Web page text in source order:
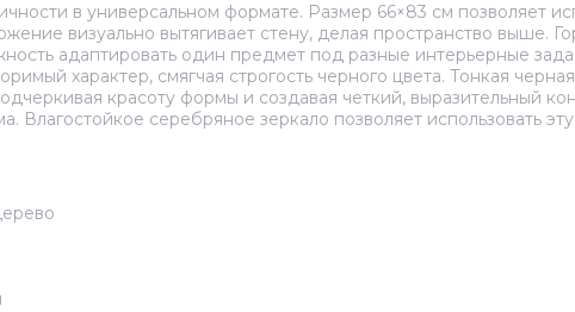
в универсальном формате. Размер 66×83 см позволяет
визуально вытягивает стену, делая пространство выше.
адаптировать один предмет под разные интерьерные
характер, смягчая строгость черного цвета. Тонкая
красоту формы и создавая четкий, выразительный
Влагостойкое серебряное зеркало позволяет использовать